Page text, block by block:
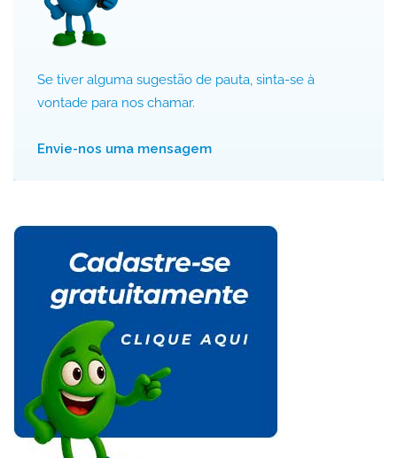
Se tiver alguma sugestão de pauta, sinta-se à
vontade para nos chamar.
Envie-nos uma mensagem